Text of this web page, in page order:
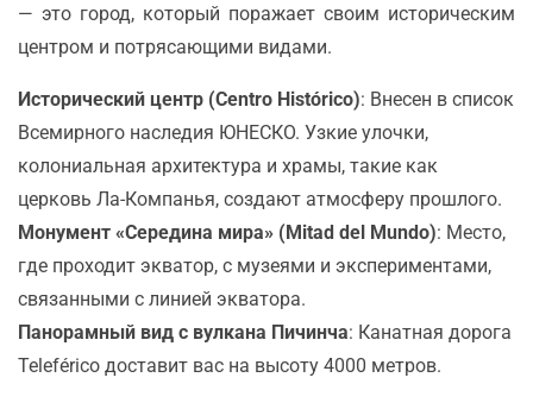
— это город, который поражает своим историческим
центром и потрясающими видами.
Исторический центр (Centro Histórico): Внесен в список
Всемирного наследия ЮНЕСКО. Узкие улочки,
колониальная архитектура и храмы, такие как
церковь Ла-Компанья, создают атмосферу прошлого.
Монумент «Середина мира» (Mitad del Mundo): Место,
где проходит экватор, с музеями и экспериментами,
связанными с линией экватора.
Панорамный вид с вулкана Пичинча: Канатная дорога
Teleférico доставит вас на высоту 4000 метров.